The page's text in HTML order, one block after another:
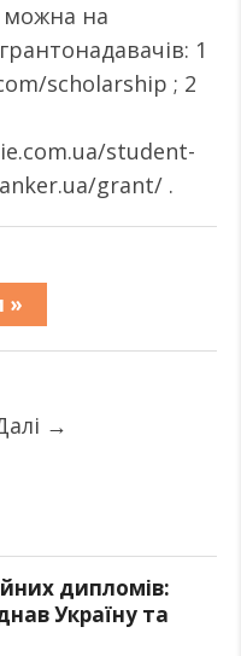
можна на
1
scholarship ; 2
student-
grant/ .
»
→
дипломів:
Україну та